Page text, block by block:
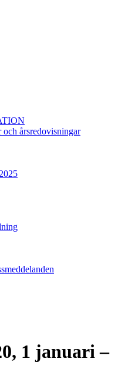
och årsredovisningar
1 januari –